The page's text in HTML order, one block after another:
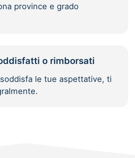
province e grado
o rimborsati
le tue aspettative, ti